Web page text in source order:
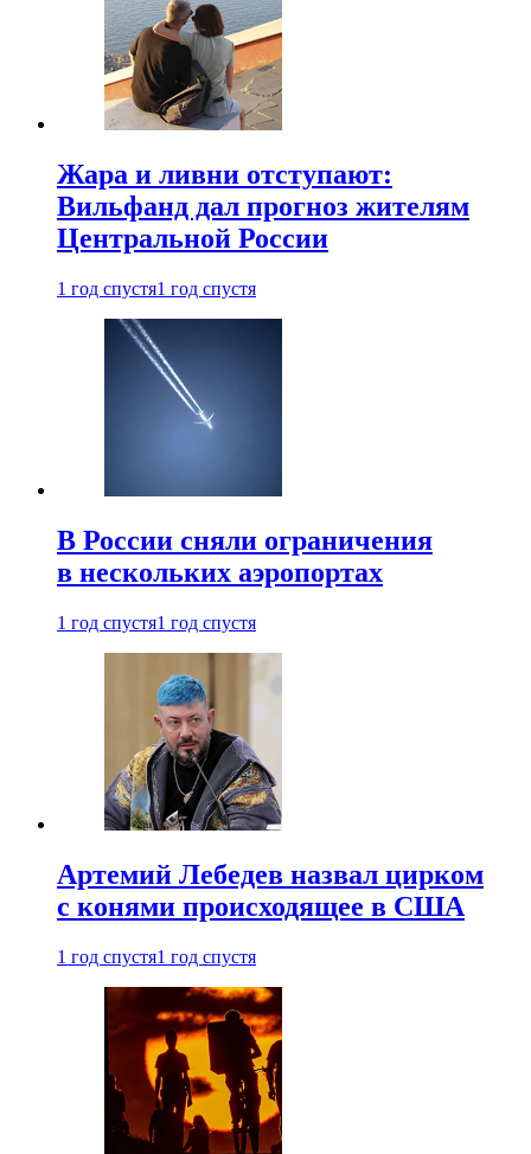
Жара и ливни отступают:
Вильфанд дал прогноз жителям
Центральной России
1 год спустя1 год спустя
В России сняли ограничения
в нескольких аэропортах
1 год спустя1 год спустя
Артемий Лебедев назвал цирком
с конями происходящее в США
1 год спустя1 год спустя